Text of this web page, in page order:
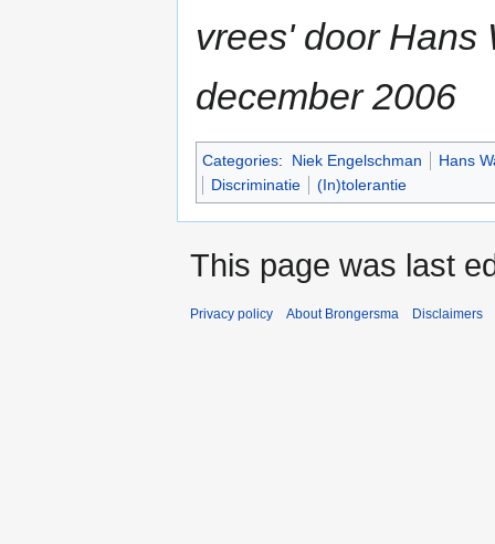
vrees' door Hans
december 2006
Categories: Niek Engelschman
Hans
Discriminatie
(In)tolerantie
This page was last
Privacy policy About Brongersma Disclaimers